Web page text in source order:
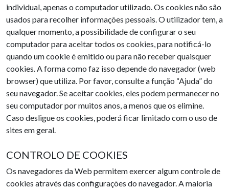
individual, apenas o computador utilizado. Os cookies não são
usados para recolher informações pessoais. O utilizador tem, a
qualquer momento, a possibilidade de configurar o seu
computador para aceitar todos os cookies, para notificá-lo
quando um cookie é emitido ou para não receber quaisquer
cookies. A forma como faz isso depende do navegador (web
browser) que utiliza. Por favor, consulte a função “Ajuda” do
seu navegador. Se aceitar cookies, eles podem permanecer no
seu computador por muitos anos, a menos que os elimine.
Caso desligue os cookies, poderá ficar limitado com o uso de
sites em geral.
CONTROLO DE COOKIES
Os navegadores da Web permitem exercer algum controle de
cookies através das configurações do navegador. A maioria